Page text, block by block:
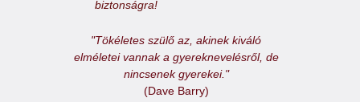
biztonságra!
"Tökéletes szülő az, akinek kiváló
elméletei vannak a gyereknevelésről, de
nincsenek gyerekei."
(Dave Barry)